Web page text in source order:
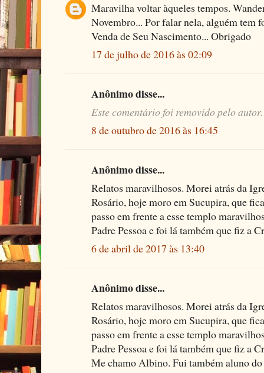
Maravilha voltar àqueles tempos.
Novembro... Por falar nela, alguém tem
Venda de Seu Nascimento... Obrigado
17 de julho de 2016 às 02:09
Anônimo disse...
Este comentário foi removido pelo autor.
8 de outubro de 2016 às 16:45
Anônimo disse...
Relatos maravilhosos. Morei atrás da
Rosário, hoje moro em Sucupira, que
passo em frente a esse templo
Padre Pessoa e foi lá também que fiz a
6 de abril de 2017 às 13:40
Anônimo disse...
Relatos maravilhosos. Morei atrás da
Rosário, hoje moro em Sucupira, que
passo em frente a esse templo
Padre Pessoa e foi lá também que fiz a
Me chamo Albino. Fui também aluno